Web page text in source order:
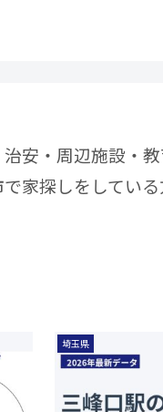
安・周辺施設・
家探しをしてい
埼玉県